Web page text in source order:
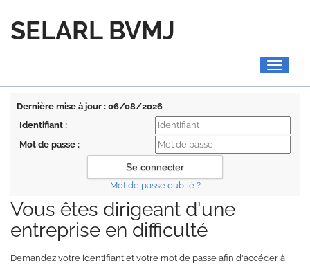
SELARL BVMJ
Toggle
Dernière mise à jour : 06/08/2026
Identifiant :
Mot de passe :
Mot de passe oublié ?
Vous êtes dirigeant d'une
entreprise en difficulté
Demandez votre identifiant et votre mot de passe afin d'accéder à